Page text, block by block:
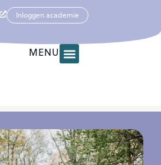
Inloggen academie
MENU